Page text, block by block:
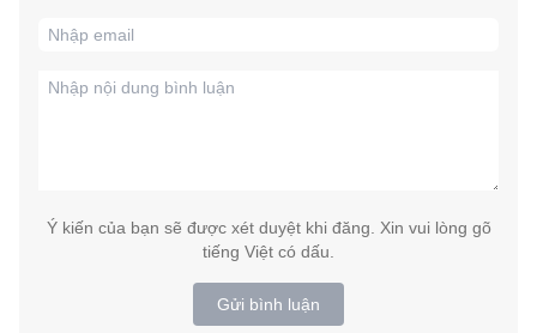
Ý kiến của bạn sẽ được xét duyệt khi đăng. Xin vui lòng gõ
tiếng Việt có dấu.
Gửi bình luận